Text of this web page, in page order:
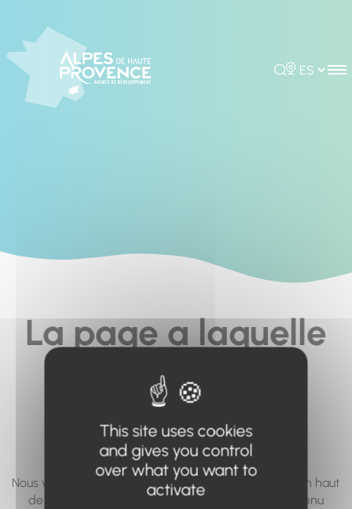
Rechercher
Choisir la
La page a laquelle
vous cherchez à
accéder n'existe
pas... ou plus.
Nous vous invitons à utiliser le moteur de recherche en haut
de page, ou à utiliser le menu pour trouver le contenu
This site uses cookies
and gives you control
over what you want to
activate